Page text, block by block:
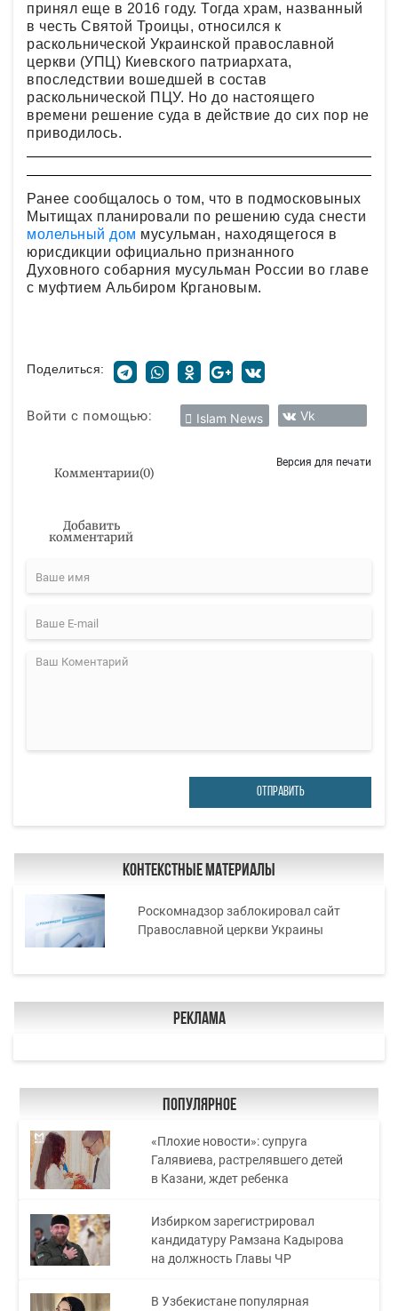
принял еще в 2016 году. Тогда храм, названный
в честь Святой Троицы, относился к
раскольнической Украинской православной
церкви (УПЦ) Киевского патриархата,
впоследствии вошедшей в состав
раскольнической ПЦУ. Но до настоящего
времени решение суда в действие до сих пор не
приводилось.
Ранее сообщалось о том, что в подмосковыных
Мытищах планировали по решению суда снести
молельный дом мусульман, находящегося в
юрисдикции официально признанного
Духовного собарния мусульман России во главе
с муфтием Альбиром Кргановым.
Поделиться:
Войти с помощью: Islam News Vk
Комментарии(0)
Версия для печати
Добавить
комментарий
ОТПРАВИТЬ
Контекстные материалы
Роскомнадзор заблокировал сайт
Православной церкви Украины
Реклама
Популярное
«Плохие новости»: супруга
Галявиева, растрелявшего детей
в Казани, ждет ребенка
Избирком зарегистрировал
кандидатуру Рамзана Кадырова
на должность Главы ЧР
В Узбекистане популярная